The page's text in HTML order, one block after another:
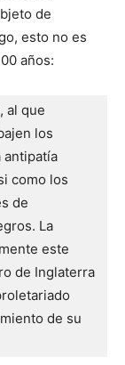
de
esto no es
años:
al que
los
antipatía
de
La
este
de Inglaterra
de su